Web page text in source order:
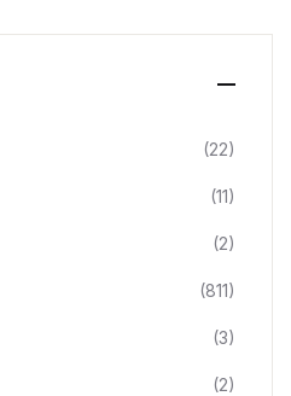
(22)
(11)
(2)
(811)
(3)
(2)